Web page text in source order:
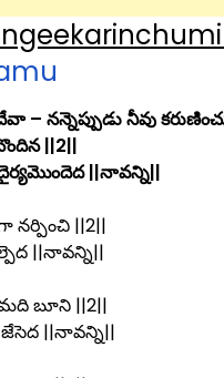
– నన్నెప్పుడు నీవు
||2||
||నావన్ని||
నర్పించి ||2||
||నావన్ని||
మది బూని ||2||
జేసెద ||నావన్ని||